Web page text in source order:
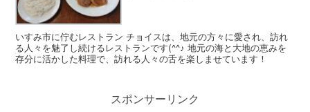
いすみ市に佇むレストラン チョイスは、地元の方々に愛され、訪れ
る人々を魅了し続けるレストランです(^^♪ 地元の海と大地の恵みを
存分に活かした料理で、訪れる人々の舌を楽しませています！
スポンサーリンク